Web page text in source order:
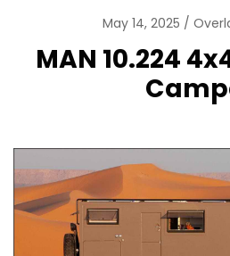
May 14, 2025
MAN 10.224